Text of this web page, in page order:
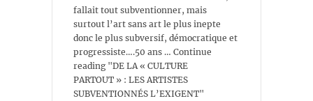
fallait tout subventionner, mais
surtout l’art sans art le plus inepte
donc le plus subversif, démocratique et
progressiste….50 ans … Continue
reading "DE LA « CULTURE
PARTOUT » : LES ARTISTES
SUBVENTIONNÉS L’EXIGENT"